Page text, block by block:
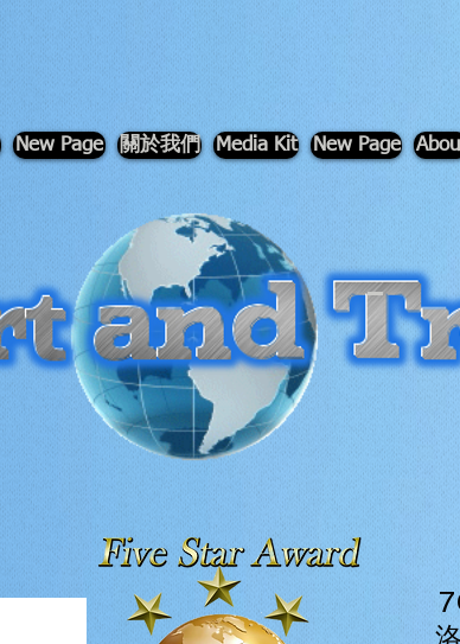
New Page 關於我們 Media Kit New Page
-